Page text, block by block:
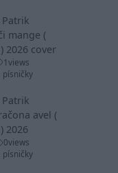
Patrik
mange (
2026 cover
1views
písničky
Patrik
avel (
2026
0views
písničky